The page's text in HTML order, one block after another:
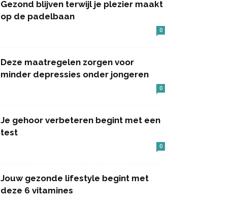
Gezond blijven terwijl je plezier maakt
op de padelbaan
0
Deze maatregelen zorgen voor
minder depressies onder jongeren
0
Je gehoor verbeteren begint met een
test
0
Jouw gezonde lifestyle begint met
deze 6 vitamines